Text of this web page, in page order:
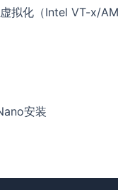
拟化（Intel VT-x/
安装